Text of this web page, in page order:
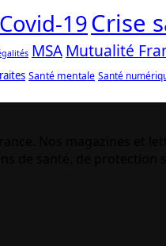
Covid-19Crise
MSAMutualité
Santé mentale Santé